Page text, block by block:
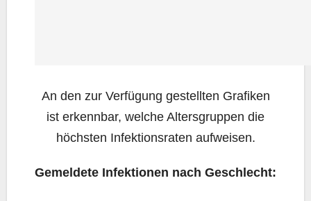
An den zur Ver­fü­gung gestell­ten Gra­fi­ken
ist erkenn­bar, wel­che Alters­grup­pen die
höchs­ten Infek­ti­ons­ra­ten aufweisen.
Gemel­de­te Infek­tio­nen nach Geschlecht: